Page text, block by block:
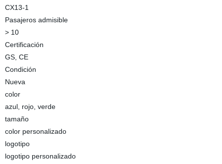
CX13-1
Pasajeros admisible
> 10
Certificación
GS, CE
Condición
Nueva
color
azul, rojo, verde
tamaño
color personalizado
logotipo
logotipo personalizado